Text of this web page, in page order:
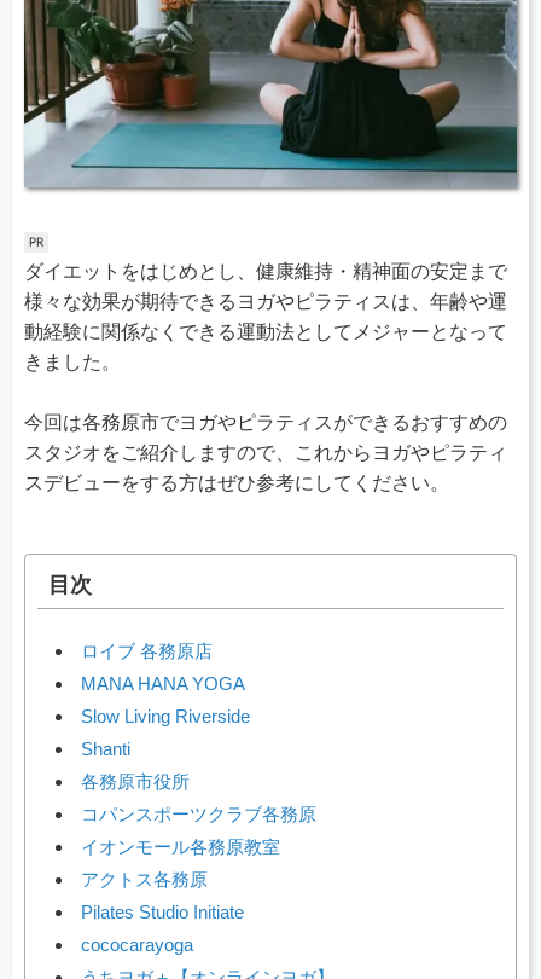
ダイエットをはじめとし、健康維持・精神面の安定まで
様々な効果が期待できるヨガやピラティスは、年齢や運
動経験に関係なくできる運動法としてメジャーとなって
きました。
今回は各務原市でヨガやピラティスができるおすすめの
スタジオをご紹介しますので、これからヨガやピラティ
スデビューをする方はぜひ参考にしてください。
目次
ロイブ 各務原店
MANA HANA YOGA
Slow Living Riverside
Shanti
各務原市役所
コパンスポーツクラブ各務原
イオンモール各務原教室
アクトス各務原
Pilates Studio Initiate
cococarayoga